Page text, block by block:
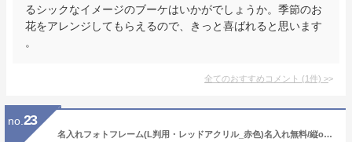
るシックなイメージのブーケはいかがでしょうか。季節のお
花をアレンジしてもらえるので、きっと喜ばれると思います
。
全てのおすすめコメント (1件) >
no. 23
名入れフォトフレーム(L判用・レッドアクリル_赤色)名入れ無料/縦or横置き選択可【名入れ代込/熨斗OK/メッセージカードOK】写真立て/還暦祝い/出産祝い//結婚祝い_長寿祝い/写真立て